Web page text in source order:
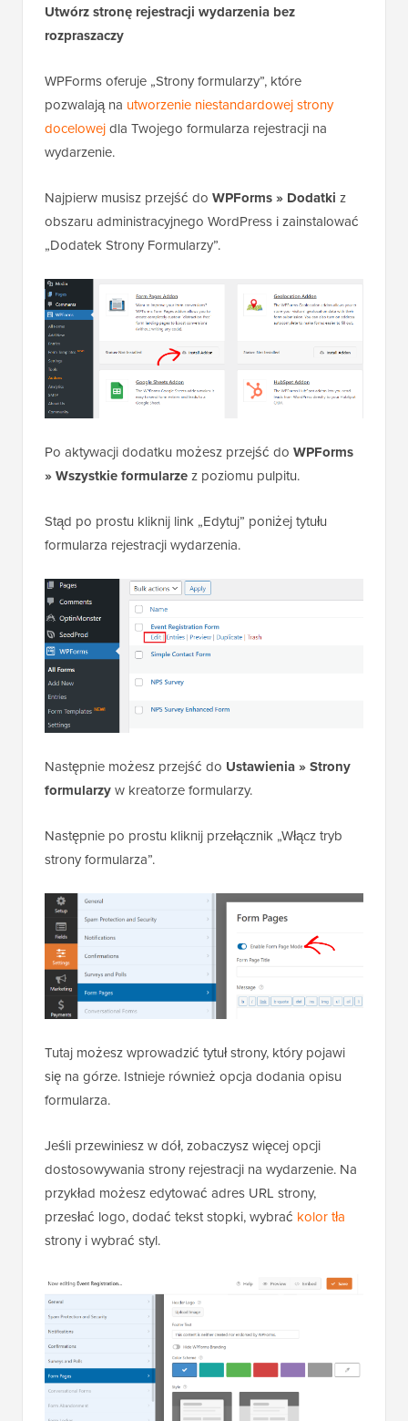
Utwórz stronę rejestracji wydarzenia bez
rozpraszaczy
WPForms oferuje „Strony formularzy”, które
pozwalają na utworzenie niestandardowej strony
docelowejdla Twojego formularza rejestracji na
wydarzenie.
Najpierw musisz przejść do WPForms » Dodatki z
obszaru administracyjnego WordPress i zainstalować
„Dodatek Strony Formularzy”.
Po aktywacji dodatku możesz przejść do WPForms
» Wszystkie formularzez poziomu pulpitu.
Stąd po prostu kliknij link „Edytuj” poniżej tytułu
formularza rejestracji wydarzenia.
Następnie możesz przejść do Ustawienia » Strony
formularzyw kreatorze formularzy.
Następnie po prostu kliknij przełącznik „Włącz tryb
strony formularza”.
Tutaj możesz wprowadzić tytuł strony, który pojawi
się na górze. Istnieje również opcja dodania opisu
formularza.
Jeśli przewiniesz w dół, zobaczysz więcej opcji
dostosowywania strony rejestracji na wydarzenie. Na
przykład możesz edytować adres URL strony,
przesłać logo, dodać tekst stopki, wybrać kolor tła
strony i wybrać styl.